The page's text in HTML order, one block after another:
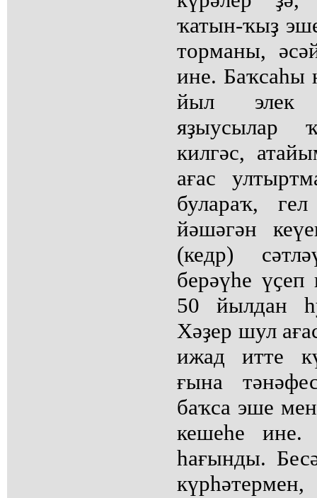
ҡатын-ҡыҙ
торманы,
ине. Баҡсаһы
йыл элек
яҙыусылар
килгәс,
ағас
булараҡ,
йәшәгән
(кедр)
берәүһе
50 йылдан
Хәҙер шул
ижад итте
ғына
баҡса эше
кешеһе
һағынды.